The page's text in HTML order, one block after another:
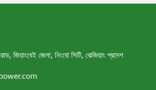
জিয়াংবেই জেলা, নিংবো সিটি, ঝেজিয়াং প্রদেশ